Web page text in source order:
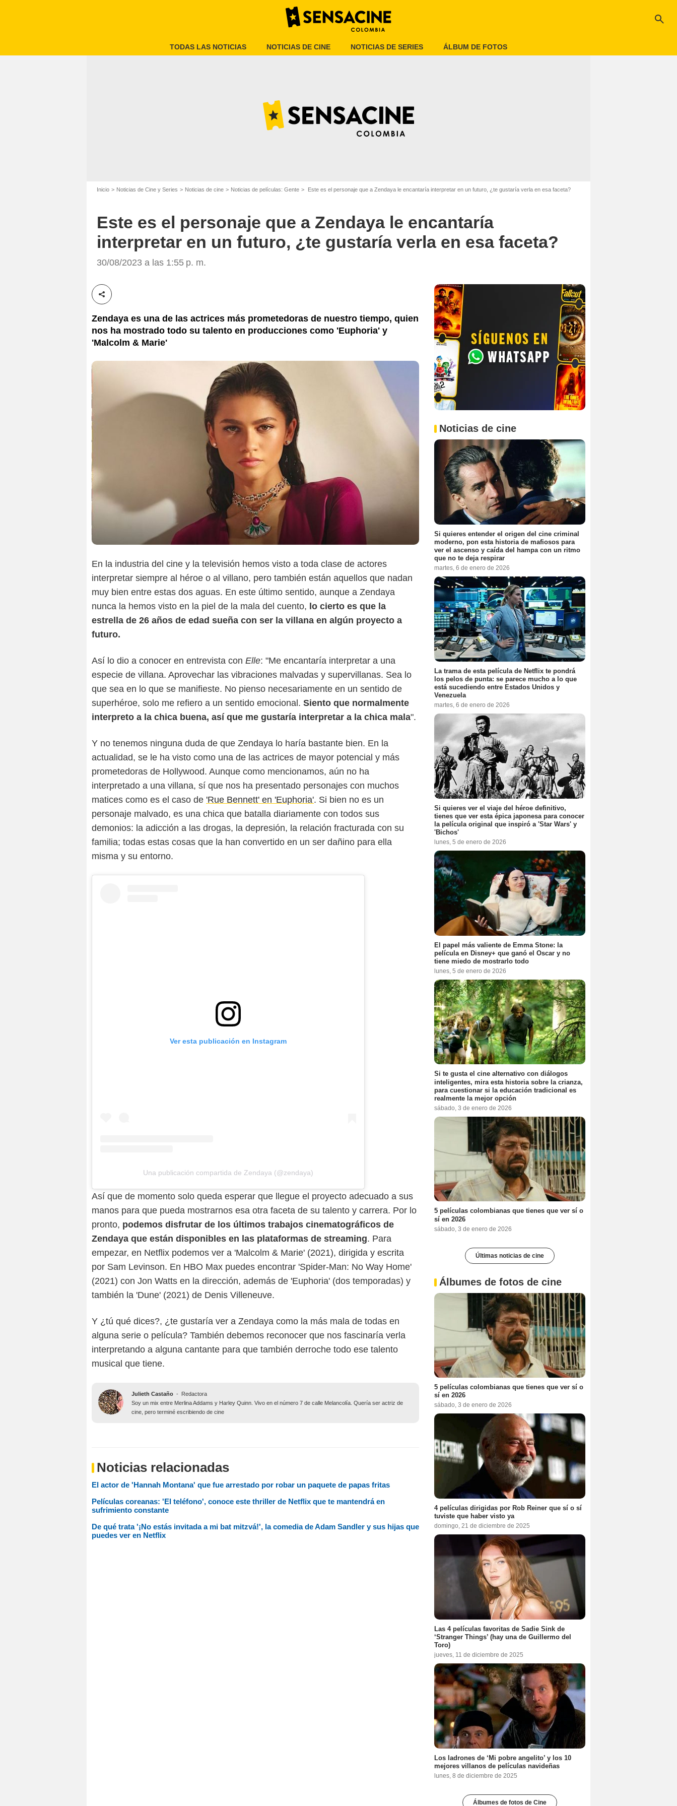
search
TODAS LAS NOTICIAS NOTICIAS DE CINE NOTICIAS DE SERIES ÁLBUM DE FOTOS
Inicio Noticias de Cine y Series Noticias de cine Noticias de películas: Gente Este es el personaje que a Zendaya le encantaría interpretar en un futuro, ¿te gustaría verla en esa faceta?
Este es el personaje que a Zendaya le encantaría
interpretar en un futuro, ¿te gustaría verla en esa faceta?
30/08/2023 a las 1:55 p. m.
Compartir esta noticia
Zendaya es una de las actrices más prometedoras de nuestro tiempo, quien
nos ha mostrado todo su talento en producciones como 'Euphoria' y
'Malcolm & Marie'
En la industria del cine y la televisión hemos visto a toda clase de actores
interpretar siempre al héroe o al villano, pero también están aquellos que nadan
muy bien entre estas dos aguas. En este último sentido, aunque a Zendaya
nunca la hemos visto en la piel de la mala del cuento, lo cierto es que la
estrella de 26 años de edad sueña con ser la villana en algún proyecto a
futuro.
Así lo dio a conocer en entrevista con Elle: "Me encantaría interpretar a una
especie de villana. Aprovechar las vibraciones malvadas y supervillanas. Sea lo
que sea en lo que se manifieste. No pienso necesariamente en un sentido de
superhéroe, solo me refiero a un sentido emocional. Siento que normalmente
interpreto a la chica buena, así que me gustaría interpretar a la chica mala".
Y no tenemos ninguna duda de que Zendaya lo haría bastante bien. En la
actualidad, se le ha visto como una de las actrices de mayor potencial y más
prometedoras de Hollywood. Aunque como mencionamos, aún no ha
interpretado a una villana, sí que nos ha presentado personajes con muchos
matices como es el caso de 'Rue Bennett' en 'Euphoria'. Si bien no es un
personaje malvado, es una chica que batalla diariamente con todos sus
demonios: la adicción a las drogas, la depresión, la relación fracturada con su
familia; todas estas cosas que la han convertido en un ser dañino para ella
misma y su entorno.
Ver esta publicación en Instagram
Una publicación compartida de Zendaya (@zendaya)
Así que de momento solo queda esperar que llegue el proyecto adecuado a sus
manos para que pueda mostrarnos esa otra faceta de su talento y carrera. Por lo
pronto, podemos disfrutar de los últimos trabajos cinematográficos de
Zendaya que están disponibles en las plataformas de streaming. Para
empezar, en Netflix podemos ver a 'Malcolm & Marie' (2021), dirigida y escrita
por Sam Levinson. En HBO Max puedes encontrar 'Spider-Man: No Way Home'
(2021) con Jon Watts en la dirección, además de 'Euphoria' (dos temporadas) y
también la 'Dune' (2021) de Denis Villeneuve.
Y ¿tú qué dices?, ¿te gustaría ver a Zendaya como la más mala de todas en
alguna serie o película? También debemos reconocer que nos fascinaría verla
interpretando a alguna cantante para que también derroche todo ese talento
musical que tiene.
Julieth Castaño - Redactora
Soy un mix entre Merlina Addams y Harley Quinn. Vivo en el número 7 de calle Melancolía. Quería ser actriz de
cine, pero terminé escribiendo de cine
Noticias relacionadas
El actor de 'Hannah Montana' que fue arrestado por robar un paquete de papas fritas
Películas coreanas: 'El teléfono', conoce este thriller de Netflix que te mantendrá en
sufrimiento constante
De qué trata '¡No estás invitada a mi bat mitzvá!', la comedia de Adam Sandler y sus hijas que
puedes ver en Netflix
Noticias de cine
Si quieres entender el origen del cine criminal
moderno, pon esta historia de mafiosos para
ver el ascenso y caída del hampa con un ritmo
que no te deja respirar
martes, 6 de enero de 2026
La trama de esta película de Netflix te pondrá
los pelos de punta: se parece mucho a lo que
está sucediendo entre Estados Unidos y
Venezuela
martes, 6 de enero de 2026
Si quieres ver el viaje del héroe definitivo,
tienes que ver esta épica japonesa para conocer
la película original que inspiró a 'Star Wars' y
'Bichos'
lunes, 5 de enero de 2026
El papel más valiente de Emma Stone: la
película en Disney+ que ganó el Oscar y no
tiene miedo de mostrarlo todo
lunes, 5 de enero de 2026
Si te gusta el cine alternativo con diálogos
inteligentes, mira esta historia sobre la crianza,
para cuestionar si la educación tradicional es
realmente la mejor opción
sábado, 3 de enero de 2026
5 películas colombianas que tienes que ver sí o
sí en 2026
sábado, 3 de enero de 2026
Últimas noticias de cine
Álbumes de fotos de cine
5 películas colombianas que tienes que ver sí o
sí en 2026
sábado, 3 de enero de 2026
4 películas dirigidas por Rob Reiner que sí o sí
tuviste que haber visto ya
domingo, 21 de diciembre de 2025
Las 4 películas favoritas de Sadie Sink de
‘Stranger Things’ (hay una de Guillermo del
Toro)
jueves, 11 de diciembre de 2025
Los ladrones de ‘Mi pobre angelito’ y los 10
mejores villanos de películas navideñas
lunes, 8 de diciembre de 2025
Álbumes de fotos de Cine